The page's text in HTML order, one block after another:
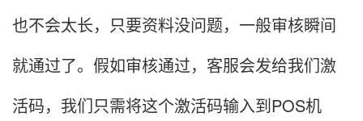
也不会太长，只要资料没问题，一般审核瞬间
就通过了。假如审核通过，客服会发给我们激
活码，我们只需将这个激活码输入到POS机